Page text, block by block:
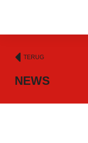
TERUG
NEWS